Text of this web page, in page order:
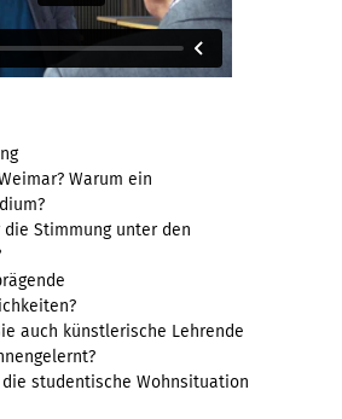
Warum ein
Stimmung unter den
auch künstlerische Lehrende
die studentische Wohnsituation